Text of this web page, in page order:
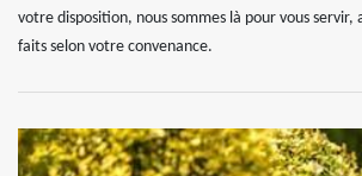
votre disposition, nous sommes là pour vous servir,
faits selon votre convenance.